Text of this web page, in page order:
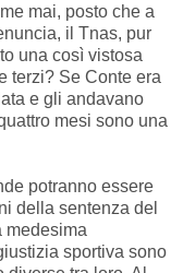
mai, posto che a
il Tnas, pur
una così vistosa
terzi? Se Conte era
e gli andavano
mesi sono una
potranno essere
della sentenza del
medesima
sportiva sono